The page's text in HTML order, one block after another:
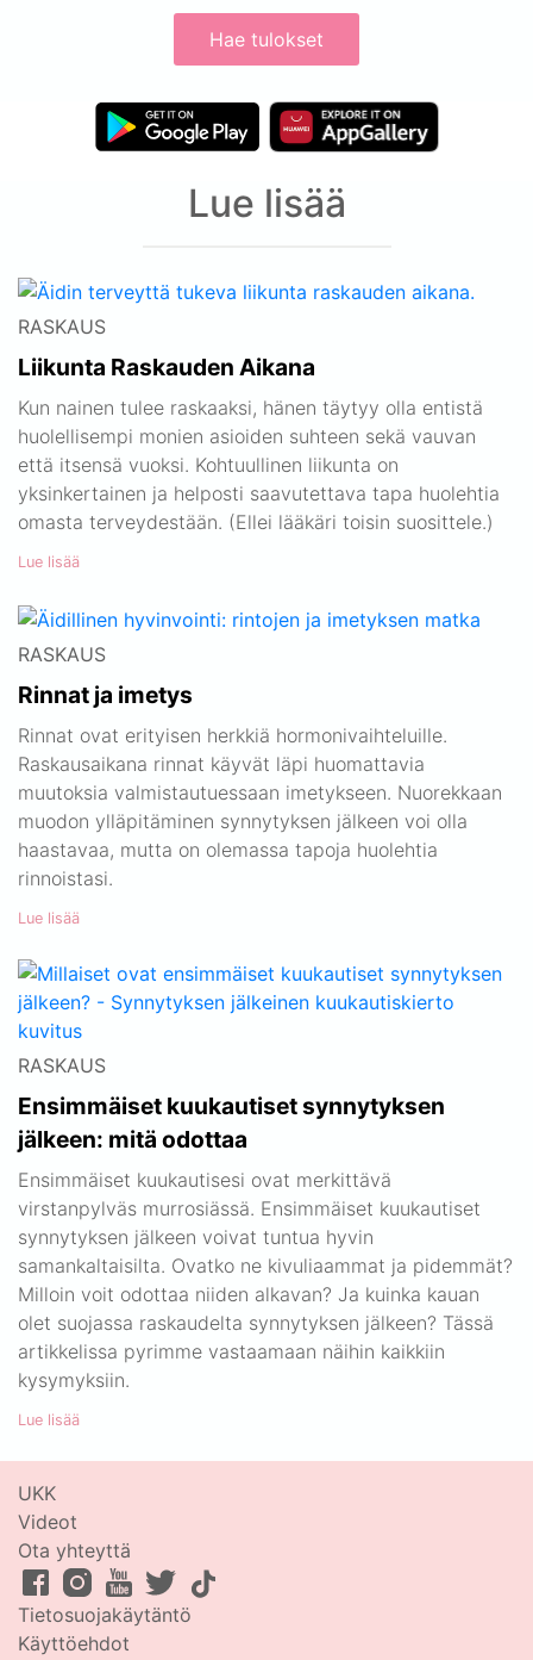
Hae tulokset
Lue lisää
RASKAUS
Liikunta Raskauden Aikana
Kun nainen tulee raskaaksi, hänen täytyy olla entistä
huolellisempi monien asioiden suhteen sekä vauvan
että itsensä vuoksi. Kohtuullinen liikunta on
yksinkertainen ja helposti saavutettava tapa huolehtia
omasta terveydestään. (Ellei lääkäri toisin suosittele.)
Lue lisää
RASKAUS
Rinnat ja imetys
Rinnat ovat erityisen herkkiä hormonivaihteluille.
Raskausaikana rinnat käyvät läpi huomattavia
muutoksia valmistautuessaan imetykseen. Nuorekkaan
muodon ylläpitäminen synnytyksen jälkeen voi olla
haastavaa, mutta on olemassa tapoja huolehtia
rinnoistasi.
Lue lisää
RASKAUS
Ensimmäiset kuukautiset synnytyksen
jälkeen: mitä odottaa
Ensimmäiset kuukautisesi ovat merkittävä
virstanpylväs murrosiässä. Ensimmäiset kuukautiset
synnytyksen jälkeen voivat tuntua hyvin
samankaltaisilta. Ovatko ne kivuliaammat ja pidemmät?
Milloin voit odottaa niiden alkavan? Ja kuinka kauan
olet suojassa raskaudelta synnytyksen jälkeen? Tässä
artikkelissa pyrimme vastaamaan näihin kaikkiin
kysymyksiin.
Lue lisää
Tietosuojakäytäntö
Käyttöehdot
UKK
Videot
Ota yhteyttä